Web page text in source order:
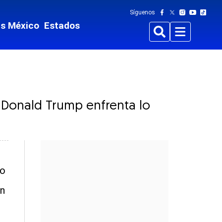
México Estados
Síguenos
BuscarMenu
Trump enfrenta lo